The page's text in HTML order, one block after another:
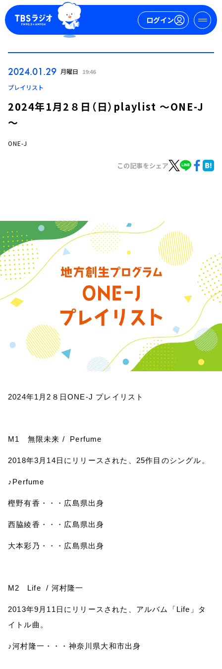
ログイン
お知らせ
イベント・グッズ
YouTube
会社情報
2024.01.29 月曜日 19:46
プレイリスト
2024年1月2８日（日）playlist ～ONE-J
～
ONE-J
この記事をシェア
2024年1 月 2 ８日ONE-J プレイリスト
M1 無限未来 / Perfume
2018年3 月 14日にリリースされた、 25作目のシングル。
♪ Perfume
樫野有香・・・広島県出身
西脇綾香・・・広島県出身
大本彩乃・・・広島県出身
M2 Life / 河村隆一
2013年9 月 11 日にリリースされた、アルバム「Life 」タ
イトル曲。
♪河村隆一・・・神奈川県大和市出身